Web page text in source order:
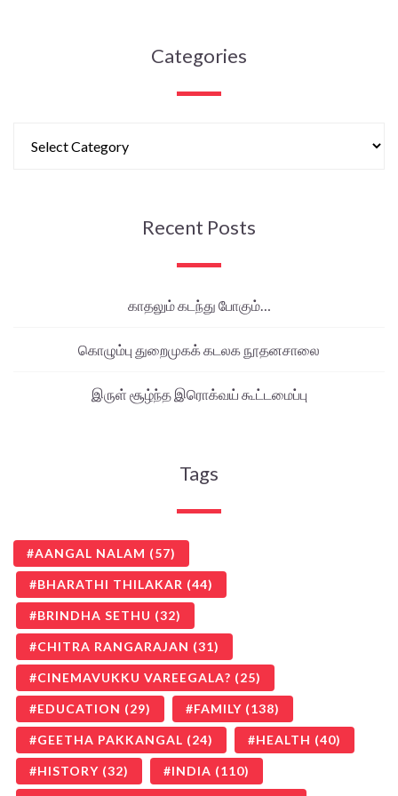
Categories
Recent Posts
காதலும் கடந்து போகும்…
கொழும்பு துறைமுகக் கடலக நூதனசாலை
இருள் சூழ்ந்த இரொக்வய் கூட்டமைப்பு
Tags
AANGAL NALAM (57)
BHARATHI THILAKAR (44)
BRINDHA SETHU (32)
CHITRA RANGARAJAN (31)
CINEMAVUKKU VAREEGALA? (25)
EDUCATION (29) FAMILY (138)
GEETHA PAKKANGAL (24) HEALTH (40)
HISTORY (32) INDIA (110)